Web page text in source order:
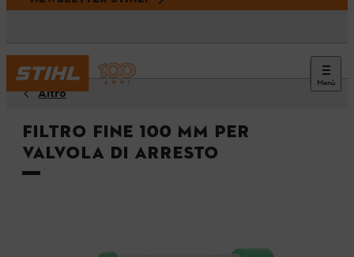
Menù
Altro
Filtro fine 100 μm per
valvola di arresto